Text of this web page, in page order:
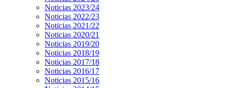
Noticias 2023/24
Noticias 2022/23
Noticias 2021/22
Noticias 2020/21
Noticias 2019/20
Noticias 2018/19
Noticias 2017/18
Noticias 2016/17
Noticias 2015/16